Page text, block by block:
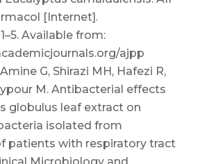
[Internet].
Available from:
ajpp
G, Shirazi MH, Hafezi R,
M. Antibacterial effects
globulus leaf extract on
isolated from
patients with respiratory tract